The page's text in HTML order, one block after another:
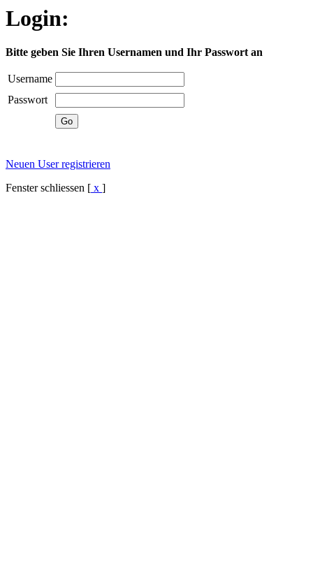
Login:
Bitte geben Sie Ihren Usernamen und Ihr Passwort an
Username
Passwort
Neuen User registrieren
Fenster schliessen [ x ]